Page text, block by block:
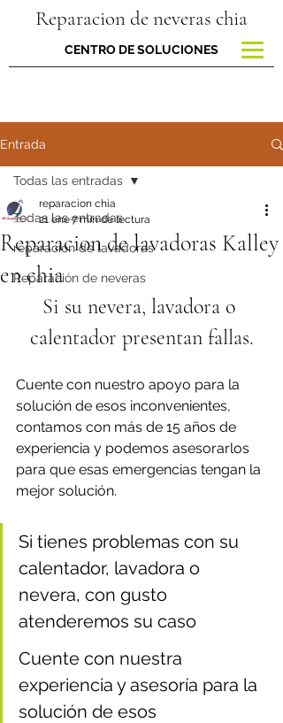
Reparacion de neveras chia
CENTRO DE SOLUCIONES
Entrada
Todas las entradas
reparacion de lavadoras
Reparación de neveras
Todas las entradas
Reparacion de lavadoras Kalley
en chia
reparacion chia
21 ene7 min de lectura
Si su nevera, lavadora o
calentador presentan fallas.
Cuente con nuestro apoyo para la
solución de esos inconvenientes,
contamos con más de 15 años de
experiencia y podemos asesorarlos
para que esas emergencias tengan la
mejor solución.
Si tienes problemas con su
calentador, lavadora o
nevera, con gusto
atenderemos su caso
Cuente con nuestra
experiencia y asesoría para la
solución de esos